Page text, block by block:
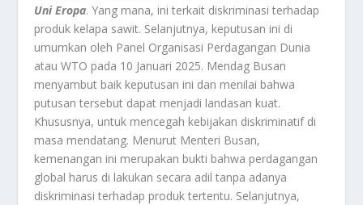
Uni Eropa. Yang mana, ini terkait diskriminasi terhadap
produk kelapa sawit. Selanjutnya, keputusan ini di
umumkan oleh Panel Organisasi Perdagangan Dunia
atau WTO pada 10 Januari 2025. Mendag Busan
menyambut baik keputusan ini dan menilai bahwa
putusan tersebut dapat menjadi landasan kuat.
Khususnya, untuk mencegah kebijakan diskriminatif di
masa mendatang. Menurut Menteri Busan,
kemenangan ini merupakan bukti bahwa perdagangan
global harus di lakukan secara adil tanpa adanya
diskriminasi terhadap produk tertentu. Selanjutnya,